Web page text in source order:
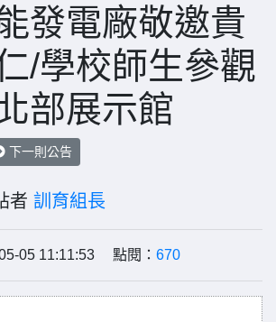
發電廠敬邀貴
/學校師生參觀
部展示館
下一則公告
者 訓育組長
05 11:11:53 點閱： 670